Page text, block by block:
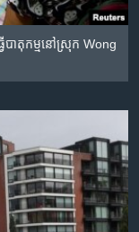
ើ​បាតុកម្ម​នៅ​ស្រុក Wong